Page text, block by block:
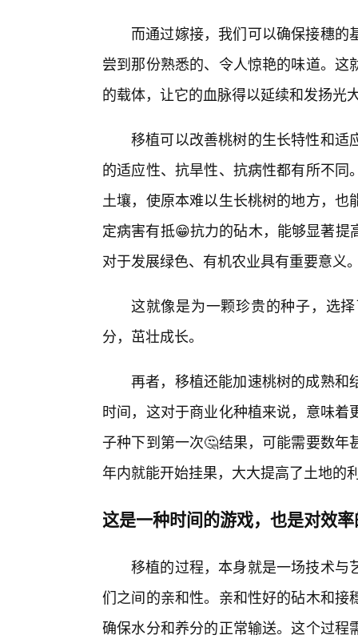
而通过嫁接，我们可以确保接穗
尝到那份熟悉的、令人惊艳的味道。
的载体，让它的血脉得以延续和发扬光
移植可以改善桃树的生长特性和适
的适应性、抗旱性、抗病性都有所不
土壤，使原本难以生长桃树的地方，
定病害有抵😁抗力的砧木，能够显著
对于发展绿色、有机农业具有重要意义
这就像是为一颗珍贵的种子，选
分，茁壮成长。
再者，移植还能加速桃树的成熟和
时间，这对于商业化种植来说，意味
子种下到第一次🤔结果，可能需要数
年内就能开始挂果，大大提高了土地的
这是一种时间的游戏，也是对效
移植的过程，本身就是一场技术与
们之间的亲和性。亲和性好的砧木和
确保水分和养分的正常输送。这个过